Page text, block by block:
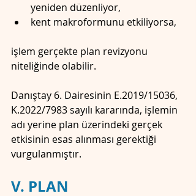
yeniden düzenliyor,
kent makroformunu etkiliyorsa,
işlem gerçekte plan revizyonu
niteliğinde olabilir.
Danıştay 6. Dairesinin E.2019/15036,
K.2022/7983 sayılı kararında, işlemin
adı yerine plan üzerindeki gerçek
etkisinin esas alınması gerektiği
vurgulanmıştır.
V. PLAN